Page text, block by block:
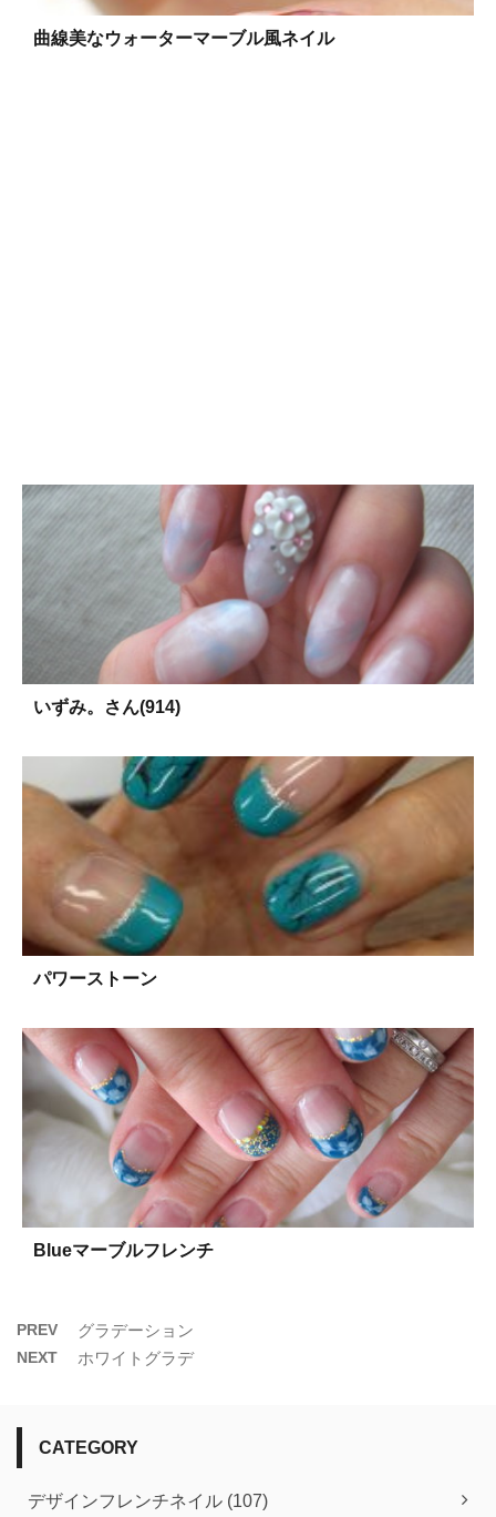
曲線美なウォーターマーブル風ネイル
いずみ。さん(914)
パワーストーン
Blueマーブルフレンチ
PREV グラデーション
NEXT ホワイトグラデ
CATEGORY
デザインフレンチネイル (107)